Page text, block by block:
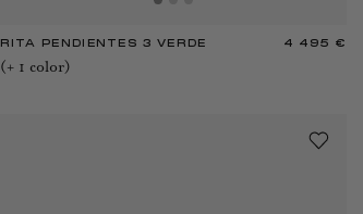
RITA PENDIENTES 3 VERDE 4 495 €
(+ 1 color)